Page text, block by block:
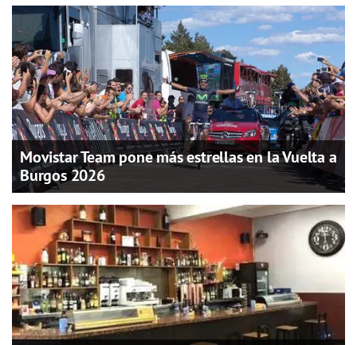
Movistar Team pone más estrellas en la Vuelta a
Burgos 2026